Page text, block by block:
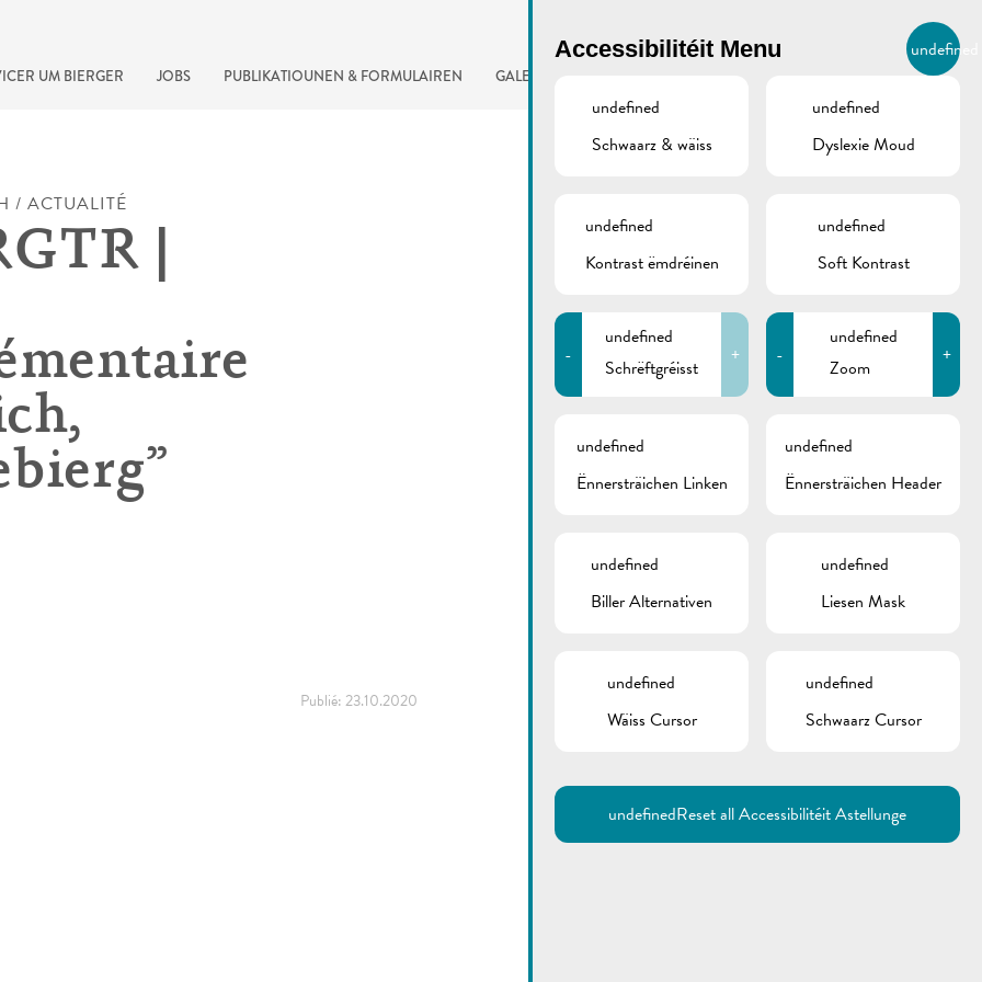
UM BIERGER JOBS PUBLIKATIOUNEN & FORMULAIREN GALERIE LB
BIERGER.REMICH.LU
Utilisez la recherche pour
Comme par exemple des contacts, des
informations ou de documents.
/ ACTUALITÉ
|
Publié:23.10.2020
Accessibilitéit Menu undefined
undefined
Schwaarz & wäiss
undefined
Dyslexie Moud
undefined
Kontrast ëmdréinen
undefined
Soft Kontrast
-
undefined
Schrëftgréisst
+ -
undefined
Zoom
+
undefined
Ënnersträichen Linken
undefined
Ënnersträichen Header
undefined
Biller Alternativen
undefined
Liesen Mask
undefined
Wäiss Cursor
undefined
Schwaarz Cursor
undefinedReset all Accessibilitéit Astellunge